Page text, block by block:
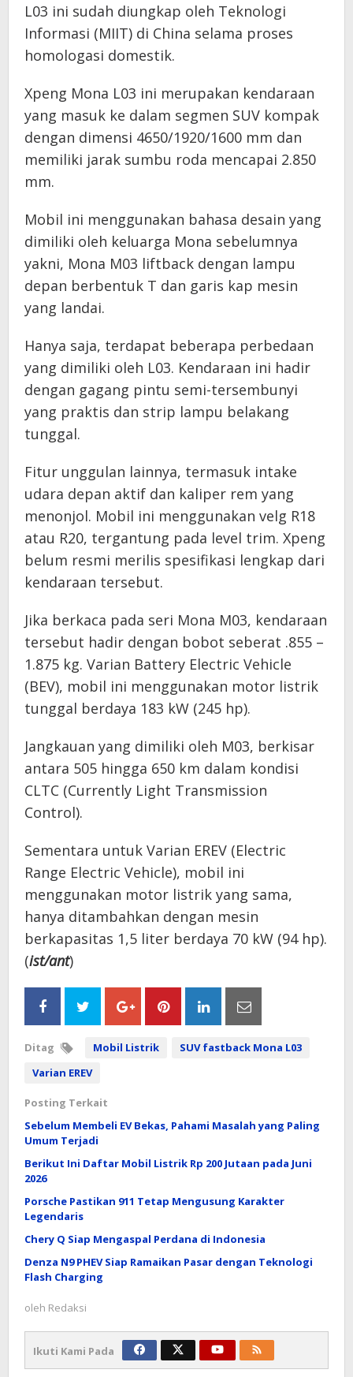
L03 ini sudah diungkap oleh Teknologi
Informasi (MIIT) di China selama proses
homologasi domestik.
Xpeng Mona L03 ini merupakan kendaraan
yang masuk ke dalam segmen SUV kompak
dengan dimensi 4650/1920/1600 mm dan
memiliki jarak sumbu roda mencapai 2.850
mm.
Mobil ini menggunakan bahasa desain yang
dimiliki oleh keluarga Mona sebelumnya
yakni, Mona M03 liftback dengan lampu
depan berbentuk T dan garis kap mesin
yang landai.
Hanya saja, terdapat beberapa perbedaan
yang dimiliki oleh L03. Kendaraan ini hadir
dengan gagang pintu semi-tersembunyi
yang praktis dan strip lampu belakang
tunggal.
Fitur unggulan lainnya, termasuk intake
udara depan aktif dan kaliper rem yang
menonjol. Mobil ini menggunakan velg R18
atau R20, tergantung pada level trim. Xpeng
belum resmi merilis spesifikasi lengkap dari
kendaraan tersebut.
Jika berkaca pada seri Mona M03, kendaraan
tersebut hadir dengan bobot seberat .855 –
1.875 kg. Varian Battery Electric Vehicle
(BEV), mobil ini menggunakan motor listrik
tunggal berdaya 183 kW (245 hp).
Jangkauan yang dimiliki oleh M03, berkisar
antara 505 hingga 650 km dalam kondisi
CLTC (Currently Light Transmission
Control).
Sementara untuk Varian EREV (Electric
Range Electric Vehicle), mobil ini
menggunakan motor listrik yang sama,
hanya ditambahkan dengan mesin
berkapasitas 1,5 liter berdaya 70 kW (94 hp).
(ist/ant)
Ditag Mobil Listrik
SUV fastback Mona L03
Varian EREV
Posting Terkait
Sebelum Membeli EV Bekas, Pahami Masalah yang Paling
Umum Terjadi
Berikut Ini Daftar Mobil Listrik Rp 200 Jutaan pada Juni
2026
Porsche Pastikan 911 Tetap Mengusung Karakter
Legendaris
Chery Q Siap Mengaspal Perdana di Indonesia
Denza N9 PHEV Siap Ramaikan Pasar dengan Teknologi
Flash Charging
oleh Redaksi
Ikuti Kami Pada